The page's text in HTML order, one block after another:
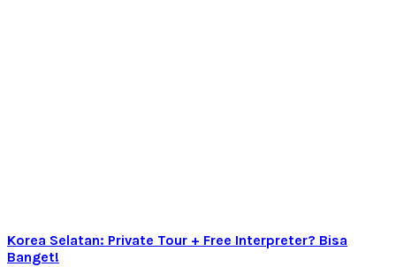
Korea Selatan: Private Tour + Free Interpreter? Bisa
Banget!